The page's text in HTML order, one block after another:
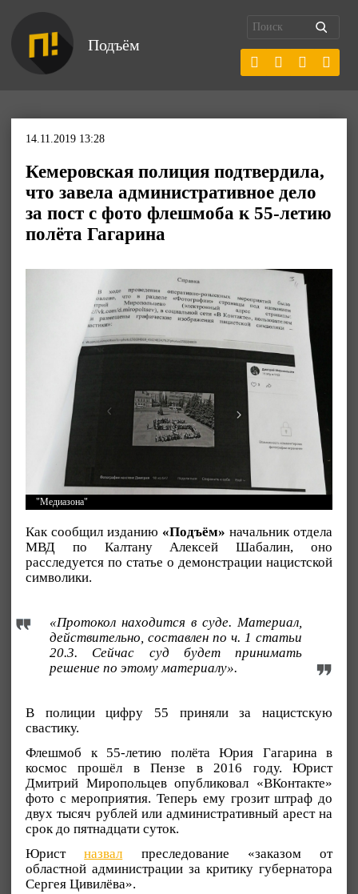
Подъём
14.11.2019 13:28
Кемеровская полиция подтвердила,
что завела административное дело
за пост с фото флешмоба к 55-летию
полёта Гагарина
"Медиазона"
Как сообщил изданию «Подъём» начальник отдела
МВД по Калтану Алексей Шабалин, оно
расследуется по статье о демонстрации нацистской
символики.
«Протокол находится в суде. Материал,
действительно, составлен по ч. 1 статьи
20.3. Сейчас суд будет принимать
решение по этому материалу».
В полиции цифру 55 приняли за нацистскую
свастику.
Флешмоб к 55-летию полёта Юрия Гагарина в
космос прошёл в Пензе в 2016 году. Юрист
Дмитрий Миропольцев опубликовал «ВКонтакте»
фото с мероприятия. Теперь ему грозит штраф до
двух тысяч рублей или административный арест на
срок до пятнадцати суток.
Юристназвал преследование «заказом от
областной администрации за критику губернатора
Сергея Цивилёва».